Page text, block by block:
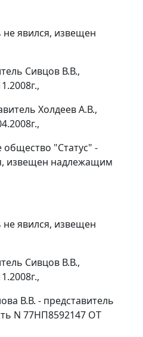
не явился, извещен
Сивцов В.В.,
Холдеев А.В.,
общество "Статус" -
извещен надлежащим
не явился, извещен
Сивцов В.В.,
В.В. - представитель
N 77НП8592147 ОТ